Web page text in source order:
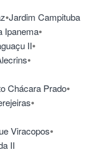
•Jardim Campituba
Ipanema•
II•
•
Chácara Prado•
•
Viracopos•
II